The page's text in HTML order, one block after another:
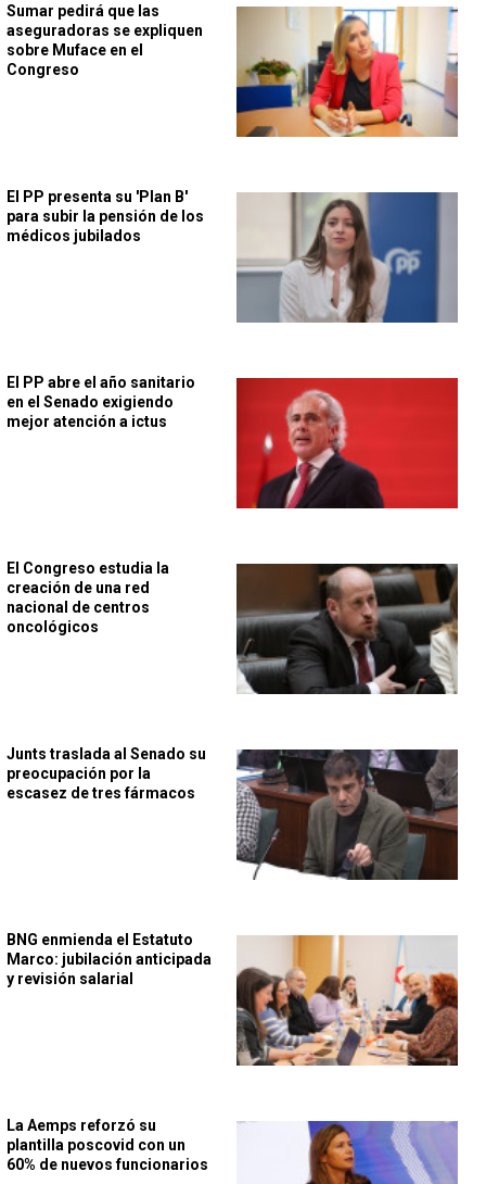
Sumar pedirá que las
aseguradoras se expliquen
sobre Muface en el
Congreso
El PP presenta su 'Plan B'
para subir la pensión de los
médicos jubilados
El PP abre el año sanitario
en el Senado exigiendo
mejor atención a ictus
El Congreso estudia la
creación de una red
nacional de centros
oncológicos
Junts traslada al Senado su
preocupación por la
escasez de tres fármacos
BNG enmienda el Estatuto
Marco: jubilación anticipada
y revisión salarial
La Aemps reforzó su
plantilla poscovid con un
60% de nuevos funcionarios